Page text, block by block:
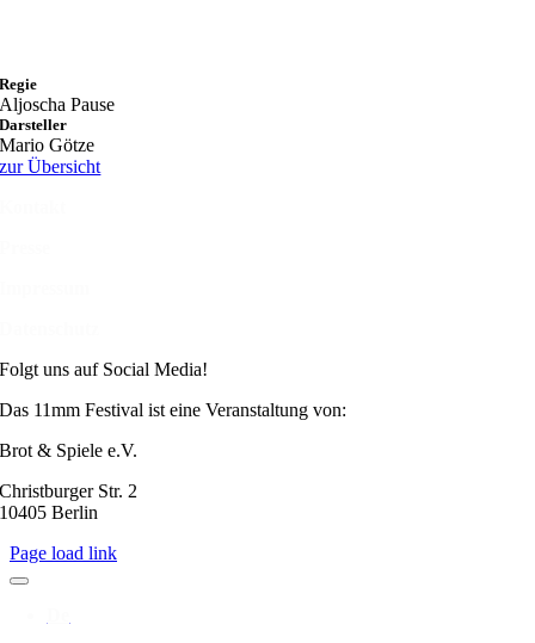
Regie
Aljoscha Pause
Darsteller
Mario Götze
zur Übersicht
Folgt uns auf Social Media!
Das 11mm Festival ist eine Veranstaltung von:
Brot & Spiele e.V.
Christburger Str. 2
10405 Berlin
Page load link